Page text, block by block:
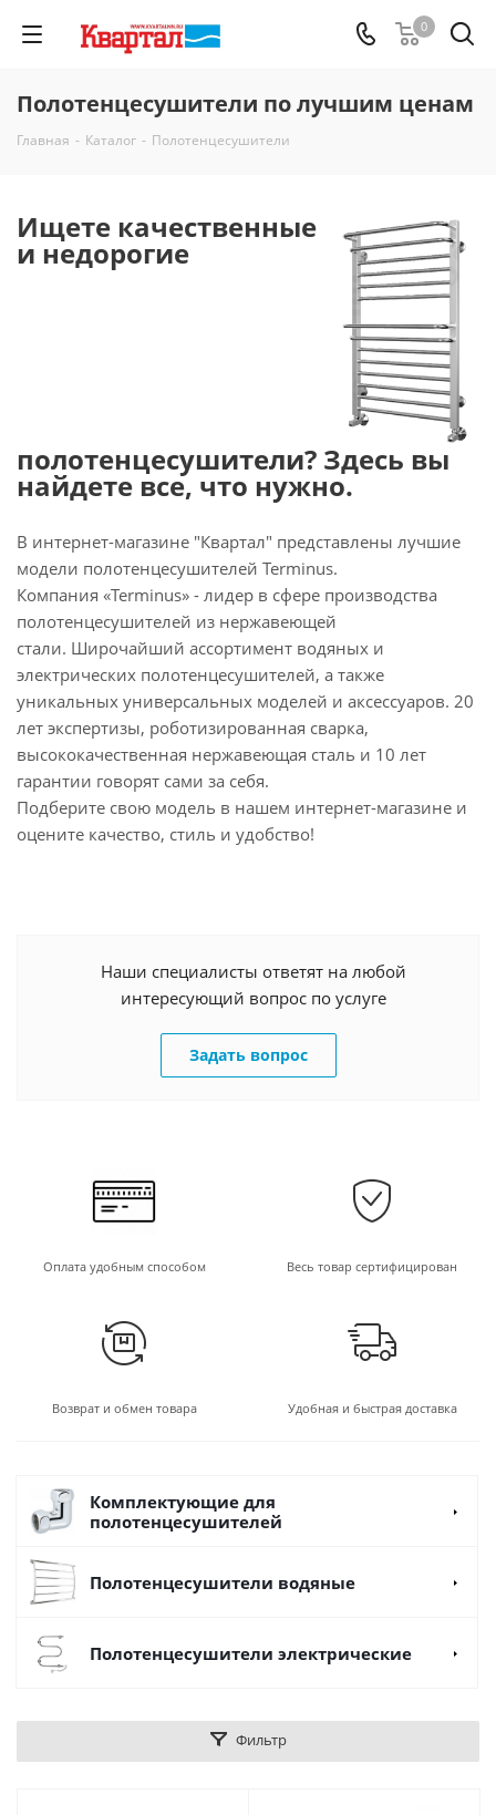
0
Полотенцесушители по лучшим ценам
Главная - Каталог - Полотенцесушители
Ищете качественные
и недорогие
полотенцесушители? Здесь вы
найдете все, что нужно.
В интернет-магазине "Квартал" представлены лучшие
модели полотенцесушителей Terminus.
Компания «Terminus» - лидер в сфере производства
полотенцесушителей из нержавеющей
стали. Широчайший ассортимент водяных и
электрических полотенцесушителей, а также
уникальных универсальных моделей и аксессуаров. 20
лет экспертизы, роботизированная сварка,
высококачественная нержавеющая сталь и 10 лет
гарантии говорят сами за себя.
Подберите свою модель в нашем интернет-магазине и
оцените качество, стиль и удобство!
Наши специалисты ответят на любой
интересующий вопрос по услуге
Задать вопрос
Оплата удобным способом Весь товар сертифицирован
Возврат и обмен товара Удобная и быстрая доставка
Комплектующие для
полотенцесушителей
Полотенцесушители водяные
Полотенцесушители электрические
Фильтр